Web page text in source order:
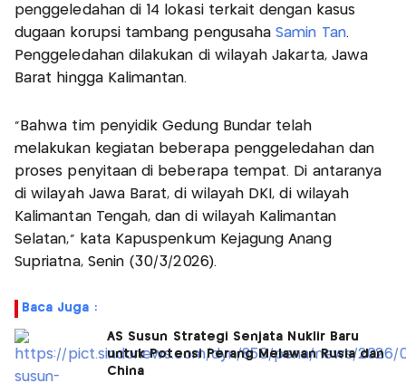
penggeledahan di 14 lokasi terkait dengan kasus
dugaan korupsi tambang pengusaha Samin Tan.
Penggeledahan dilakukan di wilayah Jakarta, Jawa
Barat hingga Kalimantan.
"Bahwa tim penyidik Gedung Bundar telah
melakukan kegiatan beberapa penggeledahan dan
proses penyitaan di beberapa tempat. Di antaranya
di wilayah Jawa Barat, di wilayah DKI, di wilayah
Kalimantan Tengah, dan di wilayah Kalimantan
Selatan," kata Kapuspenkum Kejagung Anang
Supriatna, Senin (30/3/2026).
Baca Juga :
AS Susun Strategi Senjata Nuklir Baru
untuk Potensi Perang Melawan Rusia dan
China